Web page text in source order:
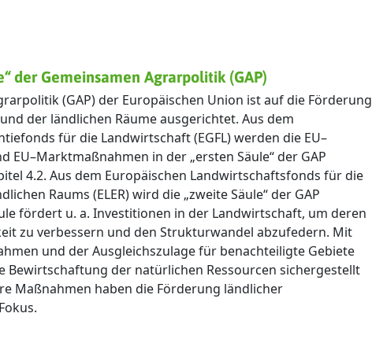
der Gemeinsamen Agrarpolitik (GAP)
(GAP) der Europäischen Union ist auf die Förderung
der ländlichen Räume ausgerichtet. Aus dem
für die Landwirtschaft (EGFL) werden die EU–
EU–Marktmaßnahmen in der „ersten Säule“ der GAP
4.2. Aus dem Europäischen Landwirtschaftsfonds für die
Raums (ELER) wird die „zweite Säule“ der GAP
fördert u. a. Investitionen in der Landwirtschaft, um deren
zu verbessern und den Strukturwandel abzufedern. Mit
und der Ausgleichszulage für benachteiligte Gebiete
Bewirtschaftung der natürlichen Ressourcen sichergestellt
Maßnahmen haben die Förderung ländlicher